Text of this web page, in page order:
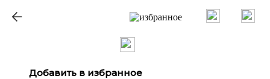
Добавить в избранное